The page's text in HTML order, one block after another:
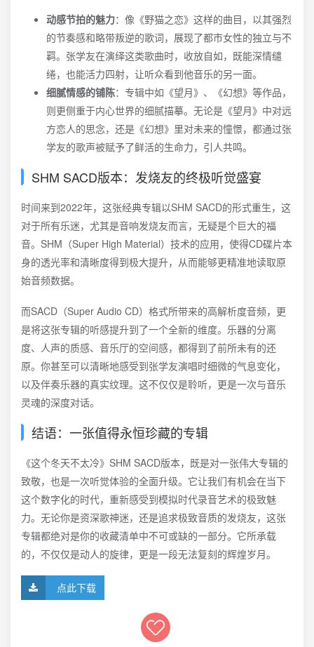
动感节拍的魅力：像《野猫之恋》这样的曲目，以其强烈
的节奏感和略带叛逆的歌词，展现了都市女性的独立与不
羁。张学友在演绎这类歌曲时，收放自如，既能深情缱
绻，也能活力四射，让听众看到他音乐的另一面。
细腻情感的铺陈：专辑中如《望月》、《幻想》等作品，
则更侧重于内心世界的细腻描摹。无论是《望月》中对远
方恋人的思念，还是《幻想》里对未来的憧憬，都通过张
学友的歌声被赋予了鲜活的生命力，引人共鸣。
SHM SACD版本：发烧友的终极听觉盛宴
时间来到2022年，这张经典专辑以SHM SACD的形式重生，这
对于所有乐迷，尤其是音响发烧友而言，无疑是个巨大的福
音。SHM（Super High Material）技术的应用，使得CD碟片本
身的透光率和清晰度得到极大提升，从而能够更精准地读取原
始音频数据。
而SACD（Super Audio CD）格式所带来的高解析度音频，更
是将这张专辑的听感提升到了一个全新的维度。乐器的分离
度、人声的质感、音乐厅的空间感，都得到了前所未有的还
原。你甚至可以清晰地感受到张学友演唱时细微的气息变化，
以及伴奏乐器的真实纹理。这不仅仅是聆听，更是一次与音乐
灵魂的深度对话。
结语：一张值得永恒珍藏的专辑
《这个冬天不太冷》SHM SACD版本，既是对一张伟大专辑的
致敬，也是一次听觉体验的全面升级。它让我们有机会在当下
这个数字化的时代，重新感受到模拟时代录音艺术的极致魅
力。无论你是资深歌神迷，还是追求极致音质的发烧友，这张
专辑都绝对是你的收藏清单中不可或缺的一部分。它所承载
的，不仅仅是动人的旋律，更是一段无法复刻的辉煌岁月。
点此下载